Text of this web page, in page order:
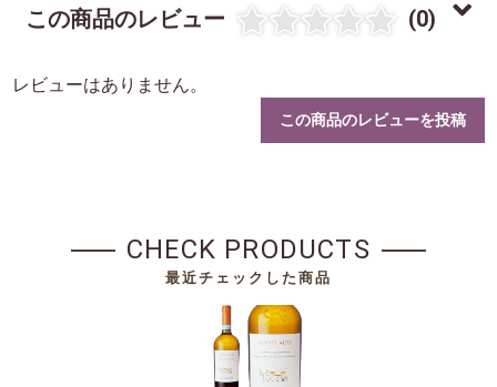
この商品のレビュー (0)
レビューはありません。
この商品のレビューを投稿
CHECK PRODUCTS
最近チェックした商品